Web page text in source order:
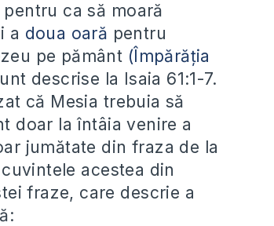
ca să moară
a doua oară pentru
pe pământ (Împărăția
descrise la Isaia 61:1-7.
că Mesia trebuia să
doar la întâia venire a
jumătate din fraza de la
acestea din
fraze, care descrie a